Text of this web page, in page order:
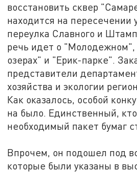
восстановить сквер
находится на
переулка Славного и
речь идет о
озерах" и "Ерик-парке".
представители
хозяйства и экологии
Как оказалось, особой
на было. Единственный,
необходимый пакет бумаг
Впрочем, он подошел под
которые были указаны в